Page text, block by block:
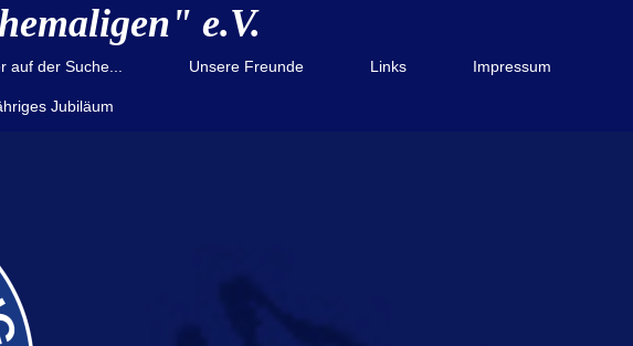
e.V.
auf der Suche... Unsere Freunde Links Impressum
Jubiläum